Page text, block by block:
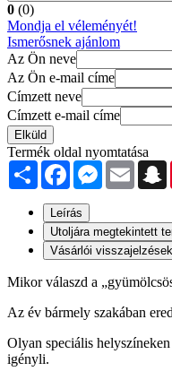
0 (0)
Mondja el véleményét!
Ismerősnek ajánlom
Az Ön neve
Az Ön e-mail címe
Címzett neve
Címzett e-mail címe
Elküld
Termék oldal nyomtatása
Share FacebookMessenger
Email
Leírás
Utoljára megtekintett
Vásárlói visszajelzések
Mikor válaszd a
Az év bármely szakában
Olyan speciális
igényli.